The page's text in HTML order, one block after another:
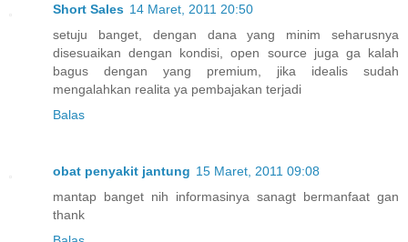
Short Sales 14 Maret, 2011 20:50
setuju banget, dengan dana yang minim seharusnya
disesuaikan dengan kondisi, open source juga ga kalah
bagus dengan yang premium, jika idealis sudah
mengalahkan realita ya pembajakan terjadi
Balas
obat penyakit jantung 15 Maret, 2011 09:08
mantap banget nih informasinya sanagt bermanfaat gan
thank